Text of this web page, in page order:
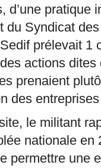
d’une pratique
du Syndicat
prélevait 1
actions
prenaient
des
le militant
nationale
permettre une